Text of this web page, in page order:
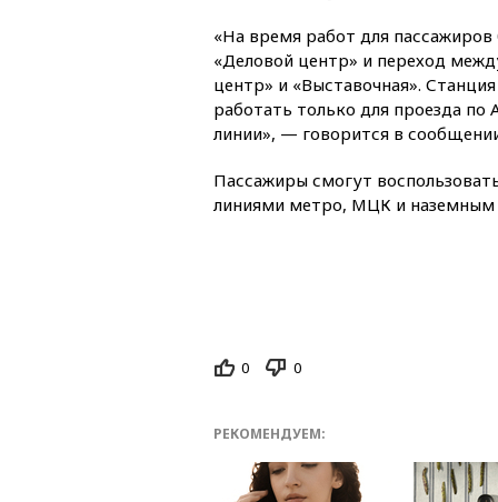
«На время работ для
«Деловой центр» и переход
центр» и «Выставочная».
работать только для проезда
линии», — говорится в
Пассажиры смогут
линиями метро, МЦК и наземным
0 0
РЕКОМЕНДУЕМ: